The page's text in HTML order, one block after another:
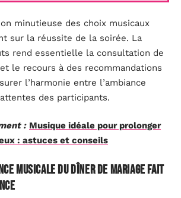
minutieuse des choix musicaux
sur la réussite de la soirée. La
rend essentielle la consultation de
le recours à des recommandations
l’harmonie entre l’ambiance
des participants.
: Musique idéale pour prolonger
: astuces et conseils
musicale du dîner de mariage fait